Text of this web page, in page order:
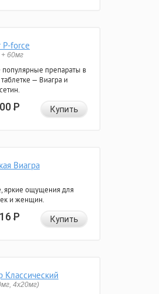
P-force
60мг
препараты в
— Виагра и
Р Купить
Виагра
яркие ощущения для
и женщин.
Р Купить
Классический
4x20мг)